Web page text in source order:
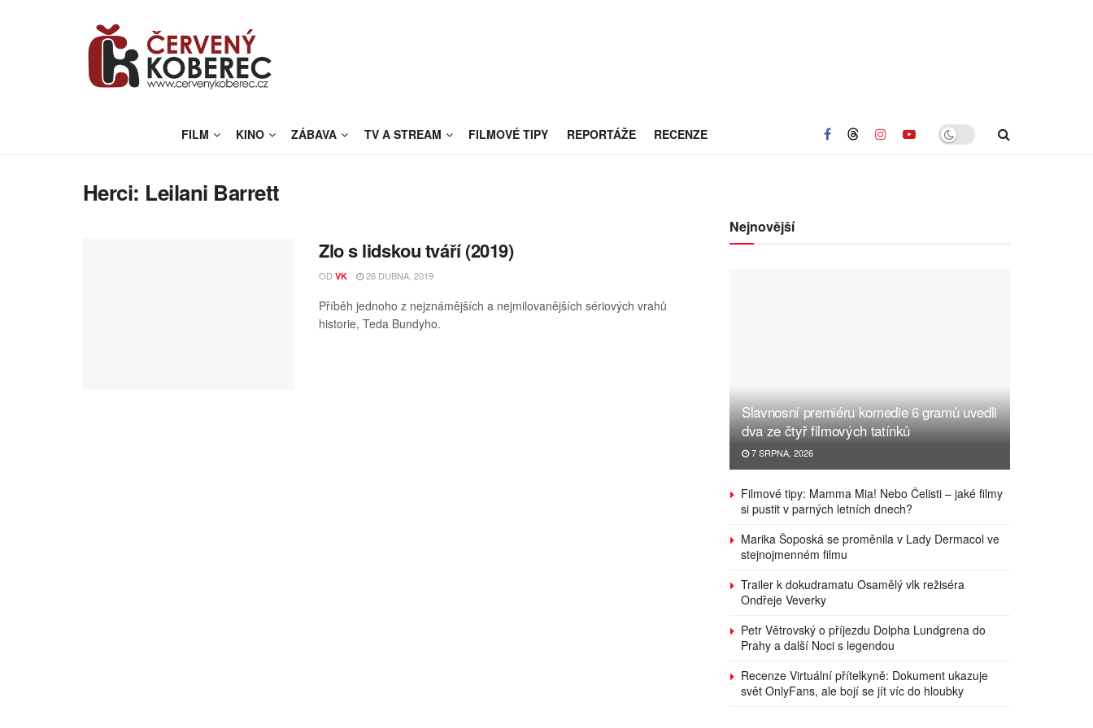
FILM KINO ZÁBAVA TV A STREAM FILMOVÉ TIPY REPORTÁŽE RECENZE
Herci: Leilani Barrett
Zlo s lidskou tváří (2019)
OD VK 26 DUBNA, 2019
Příběh jednoho z nejznámějších a nejmilovanějších sériových vrahů
historie, Teda Bundyho.
Nejnovější
Slavnosní premiéru komedie 6 gramů uvedli
dva ze čtyř filmových tatínků
7 SRPNA, 2026
Filmové tipy: Mamma Mia! Nebo Čelisti – jaké filmy
si pustit v parných letních dnech?
Marika Šoposká se proměnila v Lady Dermacol ve
stejnojmenném filmu
Trailer k dokudramatu Osamělý vlk režiséra
Ondřeje Veverky
Petr Větrovský o příjezdu Dolpha Lundgrena do
Prahy a další Noci s legendou
Recenze Virtuální přítelkyně: Dokument ukazuje
svět OnlyFans, ale bojí se jít víc do hloubky